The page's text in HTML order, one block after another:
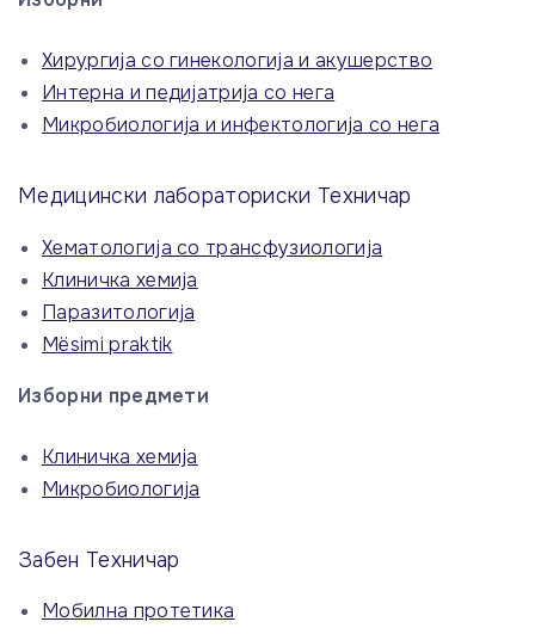
Хирургија со гинекологија и акушерство
Интерна и педијатрија со нега
Микробиологија и инфектологија со нега
Медицински лабораториски Техничар
Хематологија со трансфузиологија
Клиничка хемија
Паразитологија
Mësimi praktik
Изборни предмети
Клиничка хемија
Микробиологија
Забен Техничар
Мобилна протетика